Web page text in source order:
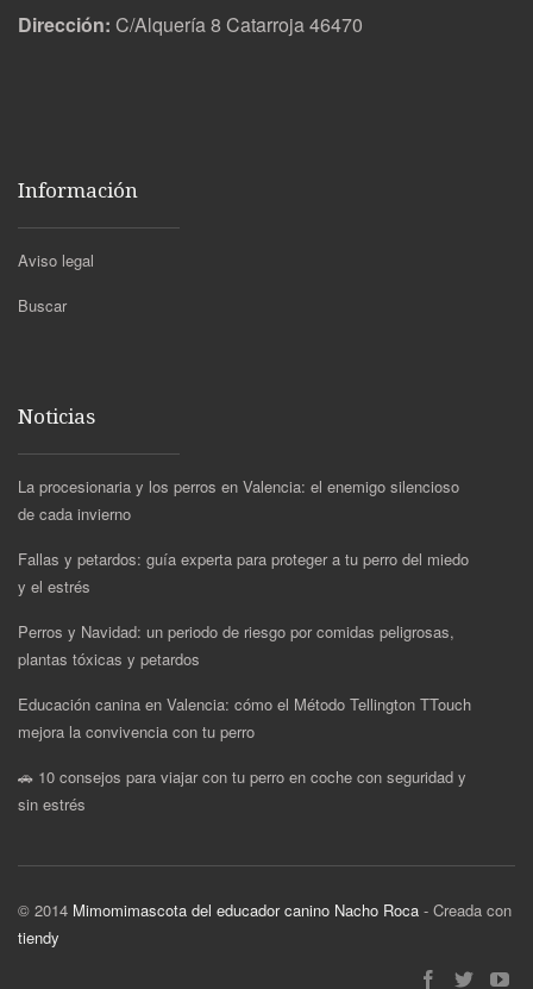
Dirección: C/Alquería 8 Catarroja 46470
Información
Aviso legal
Buscar
Noticias
La procesionaria y los perros en Valencia: el enemigo silencioso
de cada invierno
Fallas y petardos: guía experta para proteger a tu perro del miedo
y el estrés
Perros y Navidad: un periodo de riesgo por comidas peligrosas,
plantas tóxicas y petardos
Educación canina en Valencia: cómo el Método Tellington TTouch
mejora la convivencia con tu perro
🚗 10 consejos para viajar con tu perro en coche con seguridad y
sin estrés
© 2014 Mimomimascota del educador canino Nacho Roca - Creada con
tiendy